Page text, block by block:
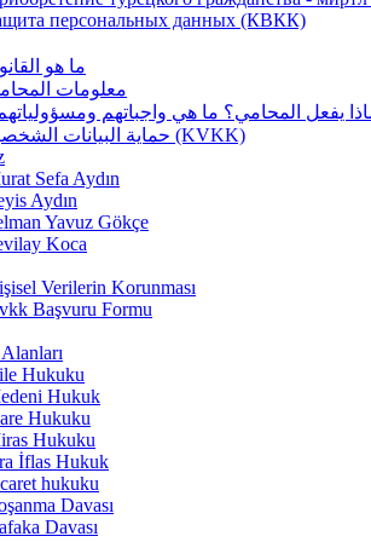
персональных данных (КВКК)
ما هو
معلومات
يفعل المحامي؟ ما هي واجباتهم
حماية البيانات الشخصية (KVKK)
Sefa Aydın
Aydın
Yavuz Gökçe
Koca
Verilerin Korunması
Başvuru Formu
Hukuku
Hukuk
Hukuku
Hukuku
İflas Hukuk
hukuku
Davası
Davası